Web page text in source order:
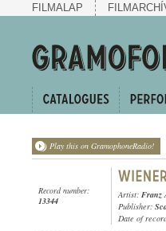
FILMALAP
Play this on GramophoneRadio!
Record number:
13344
Artist: Franz
Publisher:
Date of